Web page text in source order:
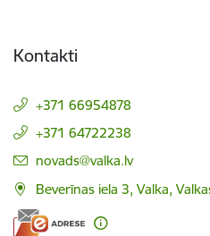
Kontakti
+371 66954878
+371 64722238
E-pasts:
novads@valka.lv
Beverīnas iela 3, Valka,